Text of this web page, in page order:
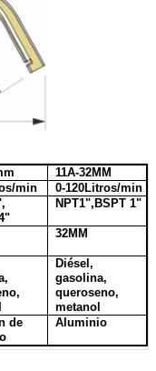
11A-32MM
min
0-120Litros/min
NPT1",BSPT 1"
32MM
Diésel,
gasolina,
queroseno,
metanol
de
Aluminio